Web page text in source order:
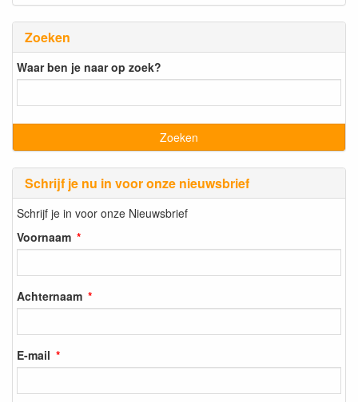
Zoeken
Waar ben je naar op zoek?
Schrijf je nu in voor onze nieuwsbrief
Schrijf je in voor onze Nieuwsbrief
Voornaam
Achternaam
E-mail